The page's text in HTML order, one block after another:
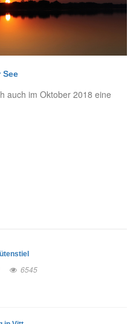
See
auch im Oktober 2018 eine
6545